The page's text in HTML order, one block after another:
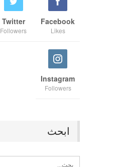
Facebook
Likes
Twitter
Followers
Instagram
Followers
ابحث